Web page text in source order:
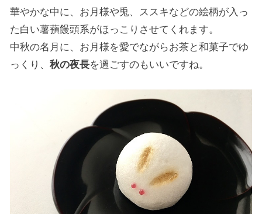
華やかな中に、お月様や兎、ススキなどの絵柄が入っ
た白い薯蕷饅頭系がほっこりさせてくれます。
中秋の名月に、お月様を愛でながらお茶と和菓子でゆ
っくり、秋の夜長を過ごすのもいいですね。